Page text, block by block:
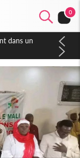
0
nationale